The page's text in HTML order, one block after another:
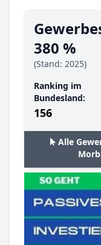
380 %
(Stand: 2025)
Ranking im
Bundesland:
156
Alle